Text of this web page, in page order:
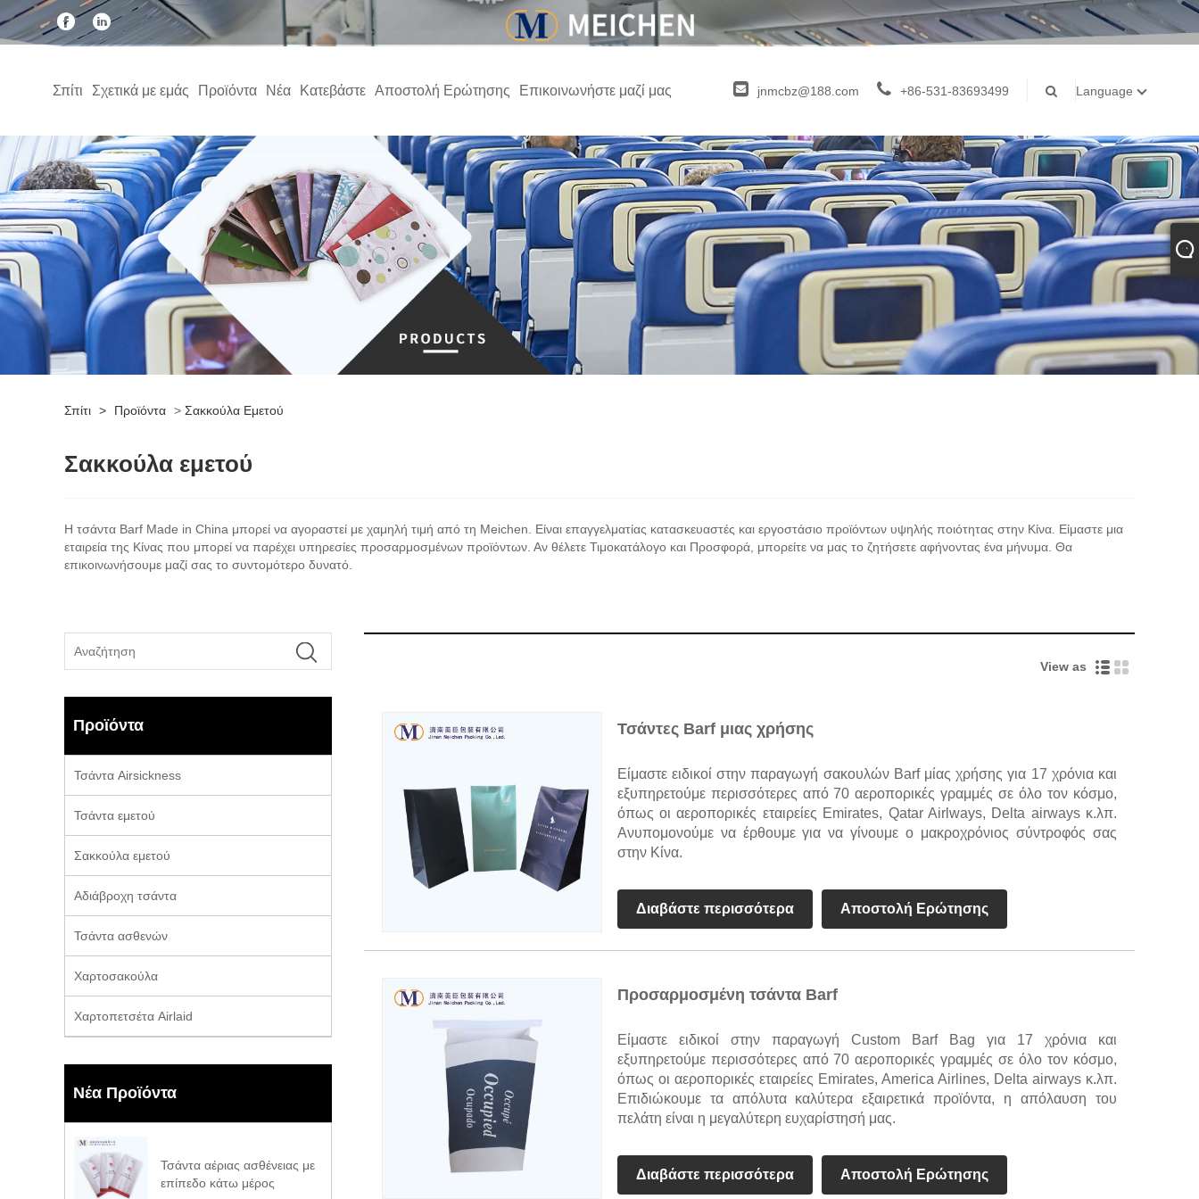
Σπίτι Σχετικά με εμάς Προϊόντα Νέα Κατεβάστε Αποστολή Ερώτησης Επικοινωνήστε μαζί μας jnmcbz@188.com +86-531-83693499 Language
Σπίτι > Προϊόντα > Σακκούλα Εμετού
Σακκούλα εμετού
Η τσάντα Barf Made in China μπορεί να αγοραστεί με χαμηλή τιμή από τη Meichen. Είναι επαγγελματίας κατασκευαστές και εργοστάσιο προϊόντων υψηλής ποιότητας στην Κίνα. Είμαστε μια
εταιρεία της Κίνας που μπορεί να παρέχει υπηρεσίες προσαρμοσμένων προϊόντων. Αν θέλετε Τιμοκατάλογο και Προσφορά, μπορείτε να μας το ζητήσετε αφήνοντας ένα μήνυμα. Θα
επικοινωνήσουμε μαζί σας το συντομότερο δυνατό.
Προϊόντα
Τσάντα Airsickness
Τσάντα εμετού
Σακκούλα εμετού
Αδιάβροχη τσάντα
Τσάντα ασθενών
Χαρτοσακούλα
Χαρτοπετσέτα Airlaid
Νέα Προϊόντα
Τσάντα αέριας ασθένειας με
επίπεδο κάτω μέρος
View as
Τσάντες Barf μιας χρήσης
Είμαστε ειδικοί στην παραγωγή σακουλών Barf μίας χρήσης για 17 χρόνια και
εξυπηρετούμε περισσότερες από 70 αεροπορικές γραμμές σε όλο τον κόσμο,
όπως οι αεροπορικές εταιρείες Emirates, Qatar Airlways, Delta airways κ.λπ.
Ανυπομονούμε να έρθουμε για να γίνουμε ο μακροχρόνιος σύντροφός σας
στην Κίνα.
Διαβάστε περισσότερα Αποστολή Ερώτησης
Προσαρμοσμένη τσάντα Barf
Είμαστε ειδικοί στην παραγωγή Custom Barf Bag για 17 χρόνια και
εξυπηρετούμε περισσότερες από 70 αεροπορικές γραμμές σε όλο τον κόσμο,
όπως οι αεροπορικές εταιρείες Emirates, America Airlines, Delta airways κ.λπ.
Επιδιώκουμε τα απόλυτα καλύτερα εξαιρετικά προϊόντα, η απόλαυση του
πελάτη είναι η μεγαλύτερη ευχαρίστησή μας.
Διαβάστε περισσότερα Αποστολή Ερώτησης